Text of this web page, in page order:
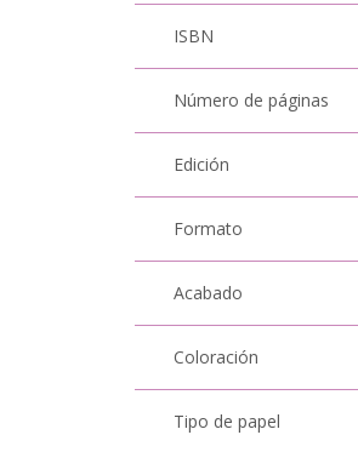
ISBN
Número de páginas
Edición
Formato
Acabado
Coloración
Tipo de papel